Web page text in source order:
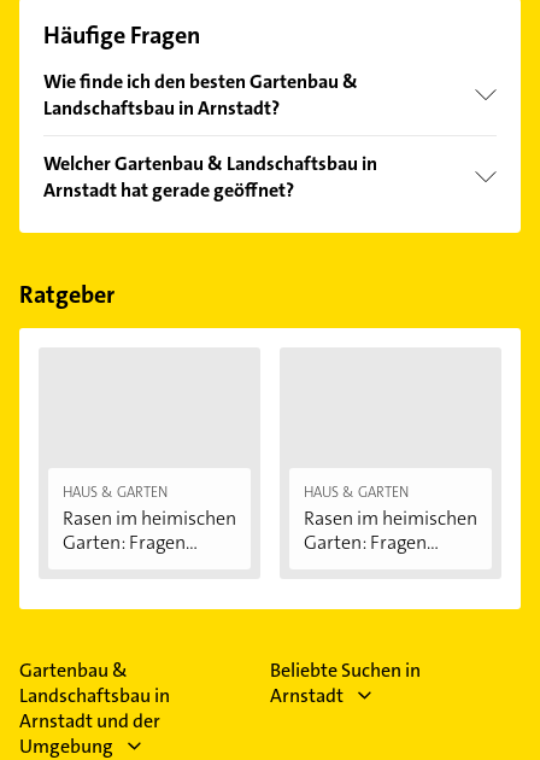
Häufige Fragen
Wie finde ich den besten Gartenbau &
Landschaftsbau in Arnstadt?
Kundenmeinungen und profitieren Sie von den
Empfehlungen. Die Suchergebnisse können Sie sich
einfach nachBewertungensortiert anzeigen lassen.
Welcher Gartenbau & Landschaftsbau in
Arnstadt hat gerade geöffnet?
Im Anbieter-Bereich finden Sie alleÖffnungszeiten.
Feiertagen abweichen können.
Ratgeber
HAUS & GARTEN
Rasen im heimischen
Garten: Fragen...
HAUS & GARTEN
Rasen im heimischen
Garten: Fragen...
Gartenbau &
Landschaftsbau in
Arnstadt und der
Umgebung
Beliebte Suchen in
Arnstadt